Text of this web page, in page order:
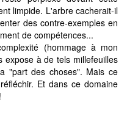
limpide. L'arbre cacherait-il
des contre-exemples en
de compétences...
(hommage à mon
expose à de tels millefeuilles
"part des choses". Mais ce
Et dans ce domaine